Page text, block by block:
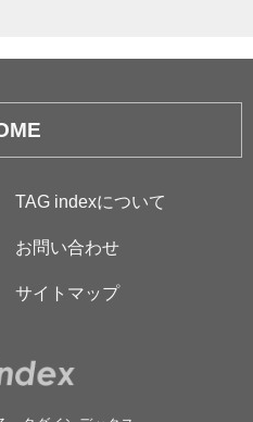
TAG indexについて
お問い合わせ
サイトマップ